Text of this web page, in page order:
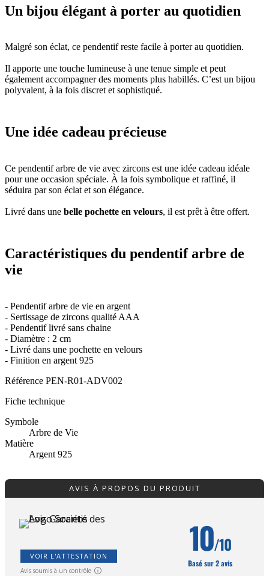
Un bijou élégant à porter au quotidien
Malgré son éclat, ce pendentif reste facile à porter au quotidien.
Il apporte une touche lumineuse à une tenue simple et peut
également accompagner des moments plus habillés. C’est un bijou
polyvalent, à la fois discret et sophistiqué.
Une idée cadeau précieuse
Ce pendentif arbre de vie avec zircons est une idée cadeau idéale
pour une occasion spéciale. À la fois symbolique et raffiné, il
séduira par son éclat et son élégance.
Livré dans une belle pochette en velours, il est prêt à être offert.
Caractéristiques du pendentif arbre de
vie
- Pendentif arbre de vie en argent
- Sertissage de zircons qualité AAA
- Pendentif livré sans chaine
- Diamètre : 2 cm
- Livré dans une pochette en velours
- Finition en argent 925
Référence PEN-R01-ADV002
Fiche technique
Symbole
Arbre de Vie
Matière
Argent 925
AVIS À PROPOS DU PRODUIT
VOIR L'ATTESTATION
Avis soumis à un contrôle
10/10
Basé sur 2 avis